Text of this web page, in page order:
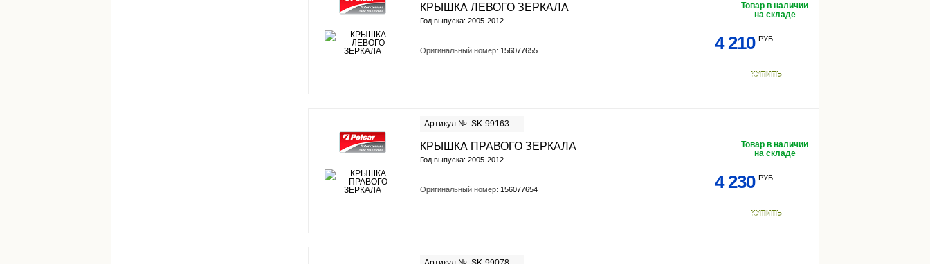
КРЫШКА ЛЕВОГО ЗЕРКАЛА
Год выпуска: 2005-2012
Оригинальный номер: 156077655
Товар в наличии
на складе
4 210 РУБ.
КУПИТЬ
Артикул №: SK-99163
КРЫШКА ПРАВОГО ЗЕРКАЛА
Год выпуска: 2005-2012
Оригинальный номер: 156077654
Товар в наличии
на складе
4 230 РУБ.
КУПИТЬ